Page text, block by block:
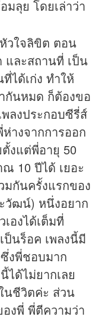
มลุย โดยเล่าว่า
วใจลิขิต ตอน
ละสถานที่ เป็น
ได้เก่ง ทำให้
กันหมด ก็ต้องขอ
ลงประกอบซีรี่ส์
างจากการออก
งแต่พี่อายุ 50
10 ปีได้ เยอะ
มกันครั้งแรกของ
วัฒน์) หนึ่งอยาก
องได้เต็มที่
ป็นร็อค เพลงนี้มี
งพี่ชอบมาก
ได้ไม่ยากเลย
นชีวิตค่ะ ส่วน
งพี่ พี่ตีความว่า